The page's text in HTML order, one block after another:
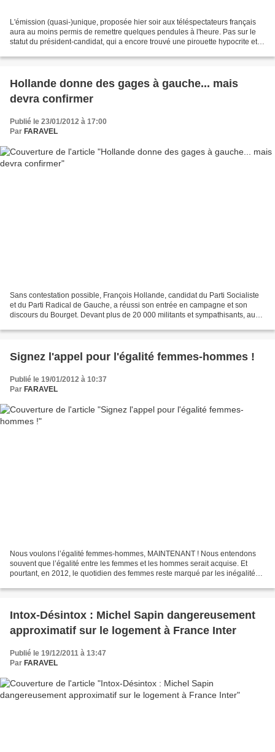
L'émission (quasi-)unique, proposée hier soir aux téléspectateurs français
aura au moins permis de remettre quelques pendules à l'heure. Pas sur le
statut du président-candidat, qui a encore trouvé une pirouette hypocrite et
Hollande donne des gages à gauche... mais
devra confirmer
Publié le 23/01/2012 à 17:00
Par FARAVEL
Sans contestation possible, François Hollande, candidat du Parti Socialiste
et du Parti Radical de Gauche, a réussi son entrée en campagne et son
discours du Bourget. Devant plus de 20 000 militants et sympathisants, au
Signez l'appel pour l'égalité femmes-hommes !
Publié le 19/01/2012 à 10:37
Par FARAVEL
Nous voulons l’égalité femmes-hommes, MAINTENANT ! Nous entendons
souvent que l’égalité entre les femmes et les hommes serait acquise. Et
pourtant, en 2012, le quotidien des femmes reste marqué par les inégalités
Intox-Désintox : Michel Sapin dangereusement
approximatif sur le logement à France Inter
Publié le 19/12/2011 à 13:47
Par FARAVEL